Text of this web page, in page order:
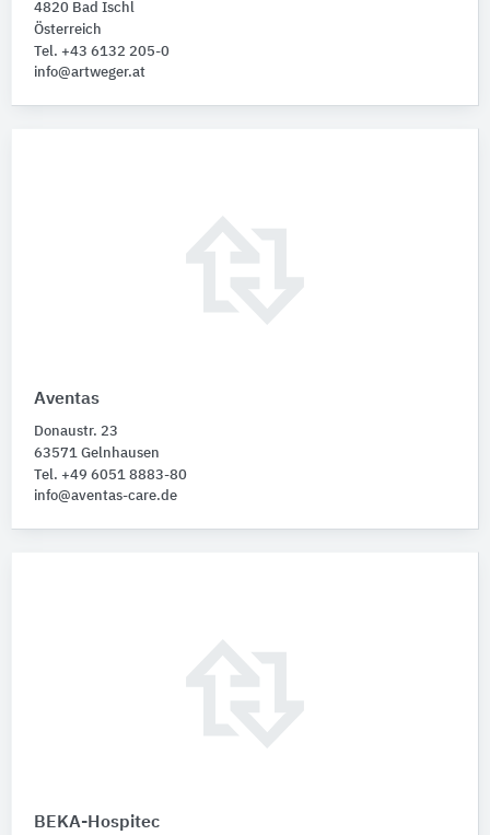
4820 Bad Ischl
Österreich
Tel. +43 6132 205-0
info@artweger.at
Aventas
Donaustr. 23
63571 Gelnhausen
Tel. +49 6051 8883-80
info@aventas-care.de
BEKA-Hospitec